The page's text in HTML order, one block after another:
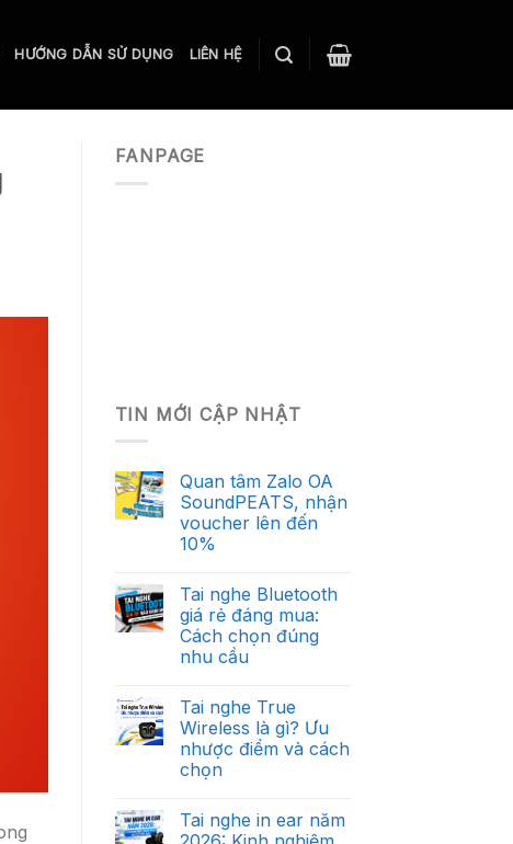
HƯỚNG DẪN SỬ DỤNG LIÊN HỆ
FANPAGE
TIN MỚI CẬP NHẬT
Quan tâm Zalo OA
SoundPEATS, nhận
voucher lên đến
10%
Tai nghe Bluetooth
giá rẻ đáng mua:
Cách chọn đúng
nhu cầu
Tai nghe True
Wireless là gì? Ưu
nhược điểm và cách
chọn
Tai nghe in ear năm